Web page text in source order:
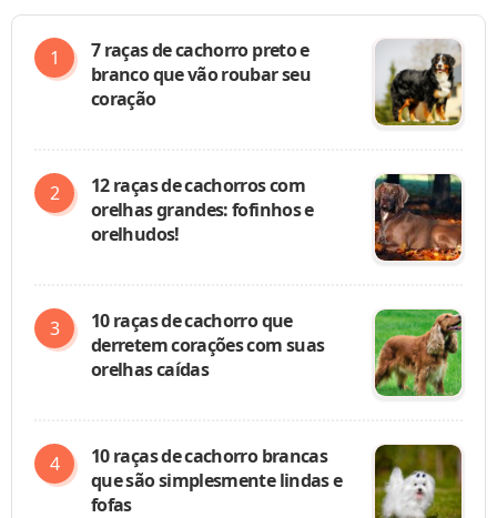
7 raças de cachorro preto e
branco que vão roubar seu
coração
12 raças de cachorros com
orelhas grandes: fofinhos e
orelhudos!
10 raças de cachorro que
derretem corações com suas
orelhas caídas
10 raças de cachorro brancas
que são simplesmente lindas e
fofas